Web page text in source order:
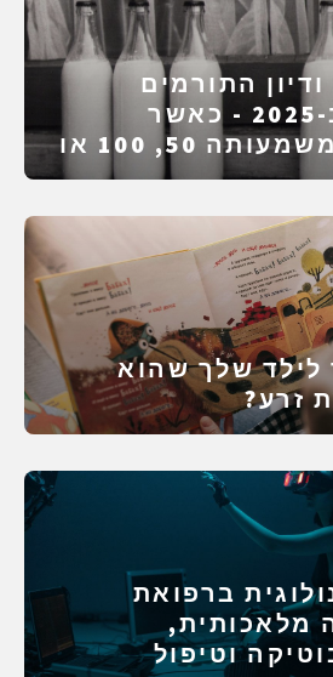
התורמים
הסדרתיים ב-2025 - כאשר
תרומת זרע משמעותה 50, 100 או
לילד שלך שהוא
זרע?
ברפואת
מלאכותית,
וטיפול